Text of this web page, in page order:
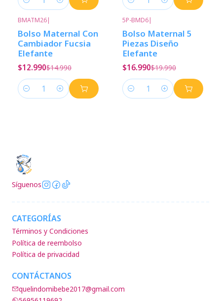
Cantidad Cantidad
BMATM26|
Bolso Maternal Con
Cambiador Fucsia
Elefante
$12.990$14.990
Cantidad
5P-BMD6|
Bolso Maternal 5
Piezas Diseño
Elefante
$16.990$19.990
Cantidad
Síguenos
CATEGORÍAS
Términos y Condiciones
Política de reembolso
Política de privacidad
CONTÁCTANOS
quelindomibebe2017@gmail.com